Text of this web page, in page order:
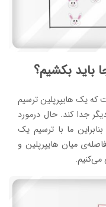
باید بکشیم؟
که یک هایپرپلین ترسیم
جدا کند. حال درمورد
ما با ترسیم یک
میان هایپرپلین و
می‌کنیم.